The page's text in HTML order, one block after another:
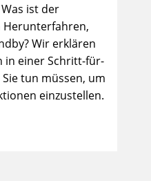
ist der
Herunterfahren,
Wir erklären
in einer Schritt-für-
tun müssen, um
einzustellen.